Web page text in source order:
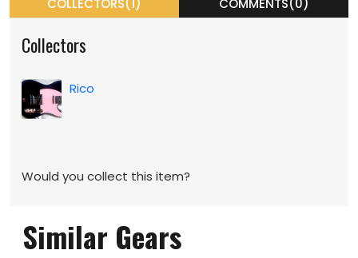
COLLECTORS(1) COMMENTS(0)
Collectors
Rico
Would you collect this item?
Similar Gears